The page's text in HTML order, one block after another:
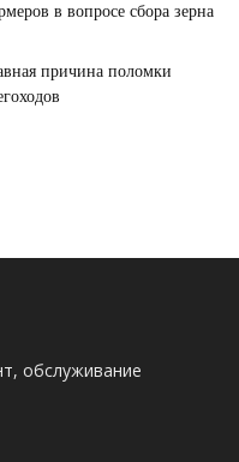
в вопросе сбора зерна
причина поломки
обслуживание